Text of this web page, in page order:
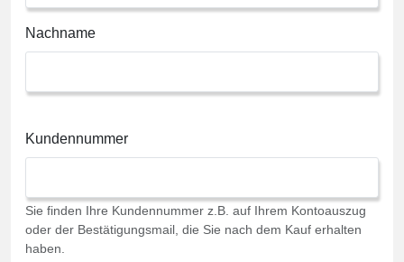
Nachname
Kundennummer
Sie finden Ihre Kundennummer z.B. auf Ihrem Kontoauszug
oder der Bestätigungsmail, die Sie nach dem Kauf erhalten
haben.